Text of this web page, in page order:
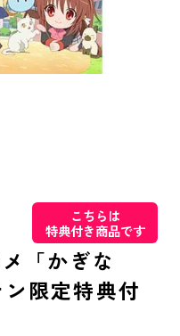
こちらは
特典付き商品です
「かぎな
限定特典付